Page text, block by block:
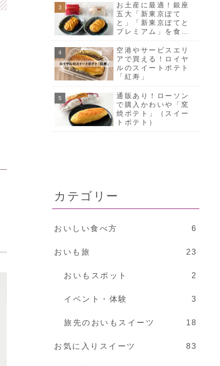
お土産に最適！銀座
五大「新東京ぽて
と」「新東京ぽてと
プレミアム」を食べ
空港やサービスエリ
アで買える！ロイヤ
ルのスイートポテト
「紅寿」
通販あり！ローソン
で購入かわいや「窯
焼ポテト」（スイー
トポテト）
カテゴリー
おいしい食べ方 6
おいも旅 23
おいもスポット 2
イベント・体験 3
旅先のおいもスイーツ 18
お気に入りスイーツ 83